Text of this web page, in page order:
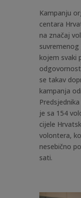
Kampanju
centara
na značaj
kojem svaki
se takav
kampanja
je sa 154
cijele
volontera,
nesebično
sati.